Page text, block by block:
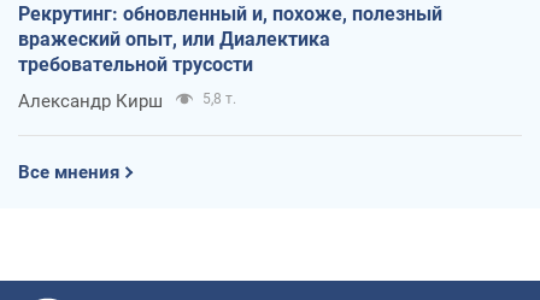
Рекрутинг: обновленный и, похоже, полезный
вражеский опыт, или Диалектика
требовательной трусости
Александр Кирш 5,8 т.
Все мнения